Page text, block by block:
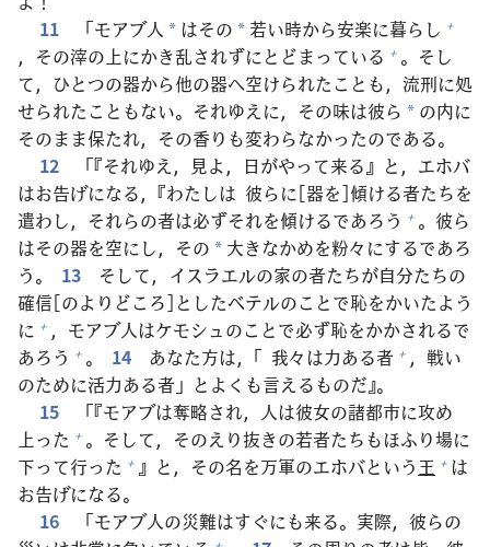
11
「モアブ人 * はその * 若い時から安楽に暮らし +
，その滓の 上にかき乱されずにとどまっている + 。そし
て，ひとつの器から他の器へ空けられたことも， 流刑に処
せられたこともない。それゆえに，その味は彼ら * の内に
そのまま保たれ，その香りも変わらなかったのである。
12
「『それゆえ， 見よ， 日がやって来る』と，エホバ
はお告げになる，『わたしは 彼らに[器を]傾ける者たちを
遣わし，それらの者は必ずそれを傾けるであろう + 。 彼ら
はその器を空にし，その * 大きなかめを粉々 にするであろ
う。
13 そして，イスラエルの家の者たちが自分たちの
確信[のよりどころ]としたベテルのことで恥をかいたよう
に + ，モアブ人はケモシュのことで必ず恥をかかされるで
あろう + 。 14 あなた方は，「 我々 は力ある者 + ， 戦い
のために活力ある者 」とよくも言えるものだ』。
15
「『モアブは奪略され， 人は彼女の諸都市に攻め
上った + 。そして，そのえり抜きの若者たちもほふり場に
下って行った + 』と，その名を万軍のエホバという 王 + は
お告げになる。
16
「モアブ人の災難はすぐにも来る。 実際， 彼らの